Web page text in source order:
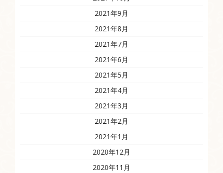
2021年9月
2021年8月
2021年7月
2021年6月
2021年5月
2021年4月
2021年3月
2021年2月
2021年1月
2020年12月
2020年11月